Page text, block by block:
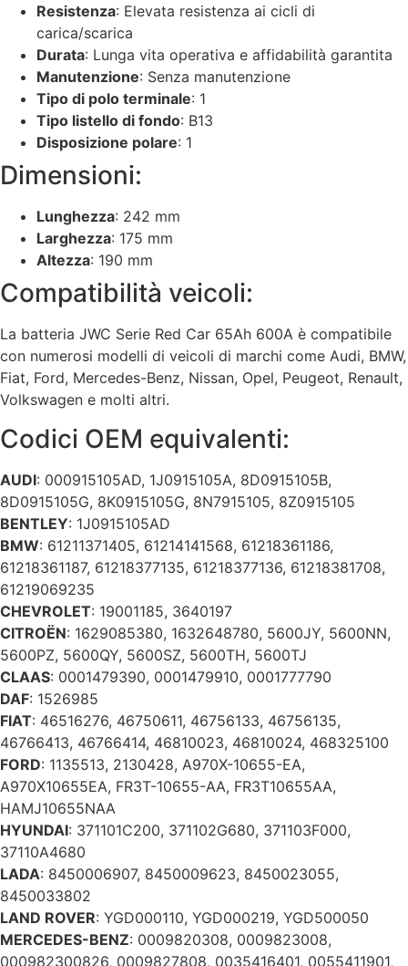
Resistenza: Elevata resistenza ai cicli di
carica/scarica
Durata: Lunga vita operativa e affidabilità garantita
Manutenzione: Senza manutenzione
Tipo di polo terminale: 1
Tipo listello di fondo: B13
Disposizione polare: 1
Dimensioni:
Lunghezza: 242 mm
Larghezza: 175 mm
Altezza: 190 mm
Compatibilità veicoli:
La batteria JWC Serie Red Car 65Ah 600A è compatibile
con numerosi modelli di veicoli di marchi come Audi, BMW,
Fiat, Ford, Mercedes-Benz, Nissan, Opel, Peugeot, Renault,
Volkswagen e molti altri.
Codici OEM equivalenti:
AUDI: 000915105AD, 1J0915105A, 8D0915105B,
8D0915105G, 8K0915105G, 8N7915105, 8Z0915105
BENTLEY: 1J0915105AD
BMW: 61211371405, 61214141568, 61218361186,
61218361187, 61218377135, 61218377136, 61218381708,
61219069235
CHEVROLET: 19001185, 3640197
CITROËN: 1629085380, 1632648780, 5600JY, 5600NN,
5600PZ, 5600QY, 5600SZ, 5600TH, 5600TJ
CLAAS: 0001479390, 0001479910, 0001777790
DAF: 1526985
FIAT: 46516276, 46750611, 46756133, 46756135,
46766413, 46766414, 46810023, 46810024, 468325100
FORD: 1135513, 2130428, A970X-10655-EA,
A970X10655EA, FR3T-10655-AA, FR3T10655AA,
HAMJ10655NAA
HYUNDAI: 371101C200, 371102G680, 371103F000,
37110A4680
LADA: 8450006907, 8450009623, 8450023055,
8450033802
LAND ROVER: YGD000110, YGD000219, YGD500050
MERCEDES-BENZ: 0009820308, 0009823008,
000982300826, 0009827808, 0035416401, 0055411901,